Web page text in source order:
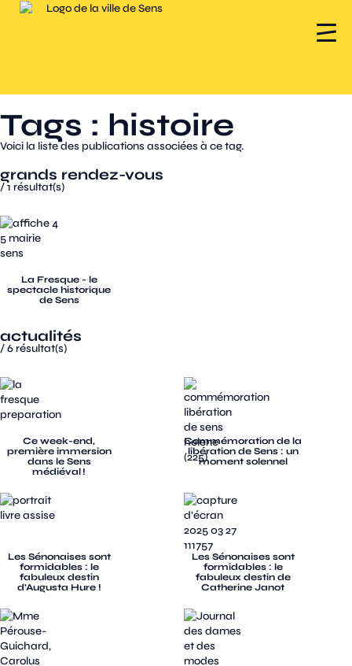
Tags : histoire
Voici la liste des publications associées à ce tag.
grands rendez-vous
/1 résultat(s)
La Fresque - le
spectacle historique
de Sens
actualités
/6résultat(s)
Ce week-end,
première immersion
dans le Sens
médiéval !
Commémoration de la
libération de Sens : un
moment solennel
Les Sénonaises sont
formidables : le
fabuleux destin
d’Augusta Hure !
Les Sénonaises sont
formidables : le
fabuleux destin de
Catherine Janot